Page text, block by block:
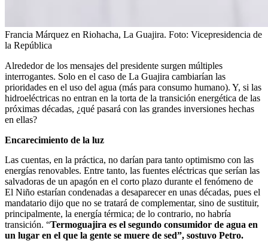
Francia Márquez en Riohacha, La Guajira. Foto: Vicepresidencia de
la República
Alrededor de los mensajes del presidente surgen múltiples
interrogantes. Solo en el caso de La Guajira cambiarían las
prioridades en el uso del agua (más para consumo humano). Y, si las
hidroeléctricas no entran en la torta de la transición energética de las
próximas décadas, ¿qué pasará con las grandes inversiones hechas
en ellas?
Encarecimiento de la luz
Las cuentas, en la práctica, no darían para tanto optimismo con las
energías renovables. Entre tanto, las fuentes eléctricas que serían las
salvadoras de un apagón en el corto plazo durante el fenómeno de
El Niño estarían condenadas a desaparecer en unas décadas, pues el
mandatario dijo que no se tratará de complementar, sino de sustituir,
principalmente, la energía térmica; de lo contrario, no habría
transición. “Termoguajira es el segundo consumidor de agua en
un lugar en el que la gente se muere de sed”, sostuvo Petro.